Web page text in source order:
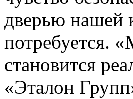
дверью нашей
потребуется.
становится
«Эталон